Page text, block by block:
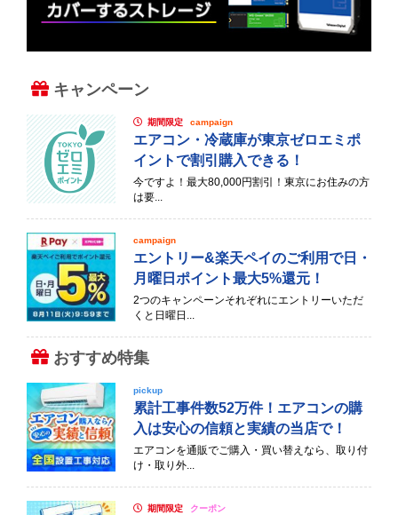
キャンペーン
期間限定 campaign
エアコン・冷蔵庫が東京ゼロエミポ
イントで割引購入できる！
今ですよ！最大80,000円割引！東京にお住みの方
は要...
campaign
エントリー&楽天ペイのご利用で日・
月曜日ポイント最大5%還元！
2つのキャンペーンそれぞれにエントリーいただ
くと日曜日...
おすすめ特集
pickup
累計工事件数52万件！エアコンの購
入は安心の信頼と実績の当店で！
エアコンを通販でご購入・買い替えなら、取り付
け・取り外...
期間限定 クーポン